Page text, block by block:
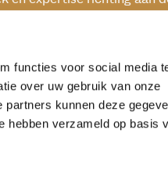
functies voor social media
over uw gebruik van onze
kunnen deze
hebben verzameld op basis